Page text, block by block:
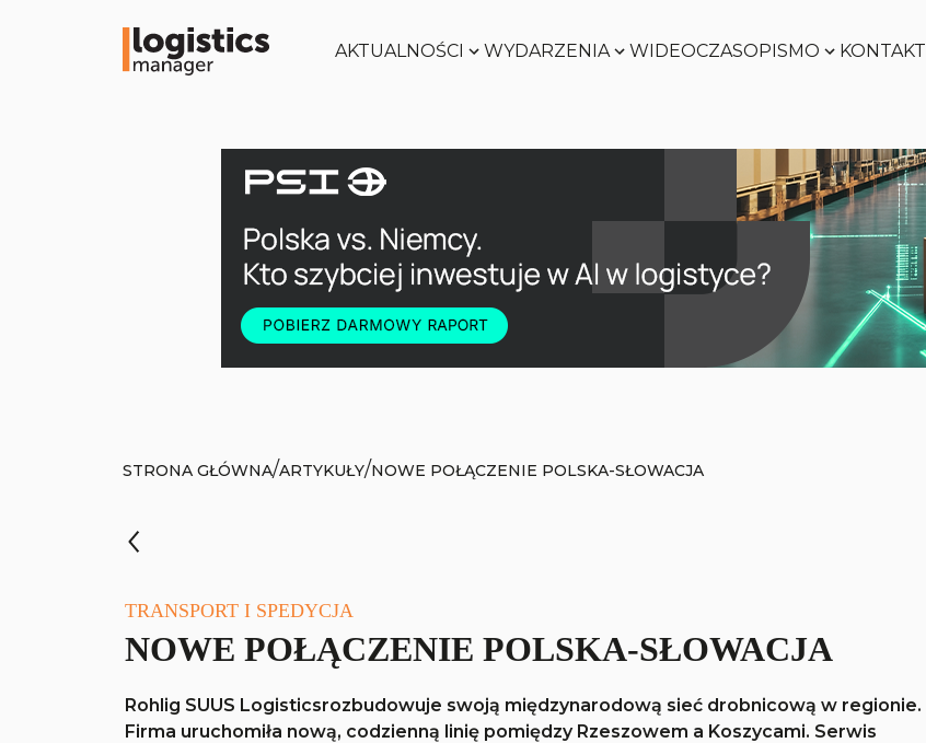
AKTUALNOŚCI WYDARZENIA
Zobacz
WIDEOCZASOPISMO
Zobacz
KONTAKT
Zobacz
STRONA GŁÓWNA/ARTYKUŁY/NOWE POŁĄCZENIE POLSKA-SŁOWACJA
TRANSPORT I SPEDYCJA
NOWE POŁĄCZENIE POLSKA-SŁOWACJA
Rohlig SUUS Logisticsrozbudowuje swoją międzynarodową sieć drobnicową w regionie.
Firma uruchomiła nową, codzienną linię pomiędzy Rzeszowem a Koszycami. Serwis